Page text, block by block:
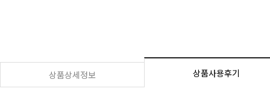
상품상세정보 상품사용후기